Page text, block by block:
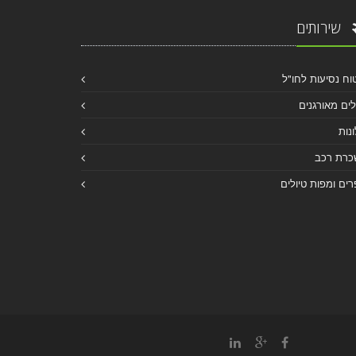
שירותים
נסיעות לחו"ל
מאורגנים
רכב
ומפות טיולים